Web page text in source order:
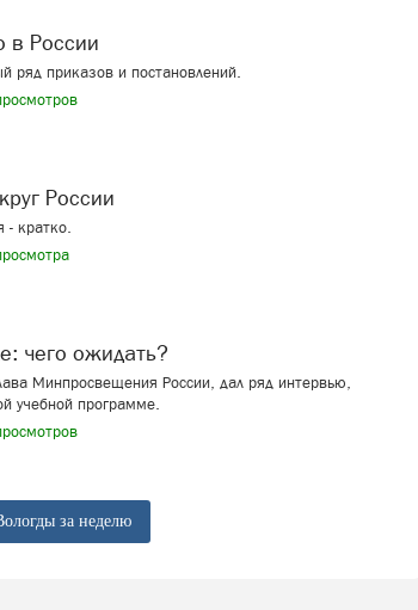
в России
ряд приказов и постановлений.
России
кратко.
чего ожидать?
Минпросвещения России, дал ряд интервью,
учебной программе.
за неделю